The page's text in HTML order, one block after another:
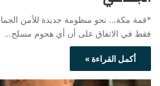
*قمة مكة… نحو منظومة جديدة للأمن
فقط في الاتفاق على أن أي هجوم مسلح…
أكمل القراءة »